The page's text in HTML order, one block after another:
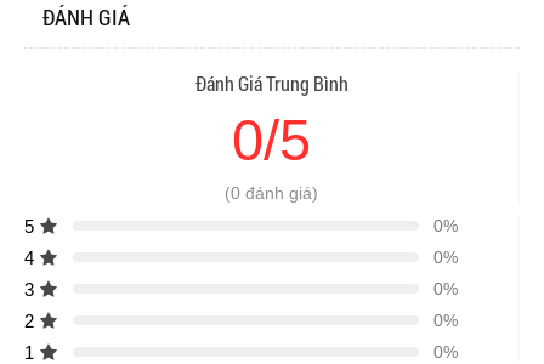
ĐÁNH GIÁ
Đánh Giá Trung Bình
0/5
(0 đánh giá)
5 0%
4 0%
3 0%
2 0%
1 0%